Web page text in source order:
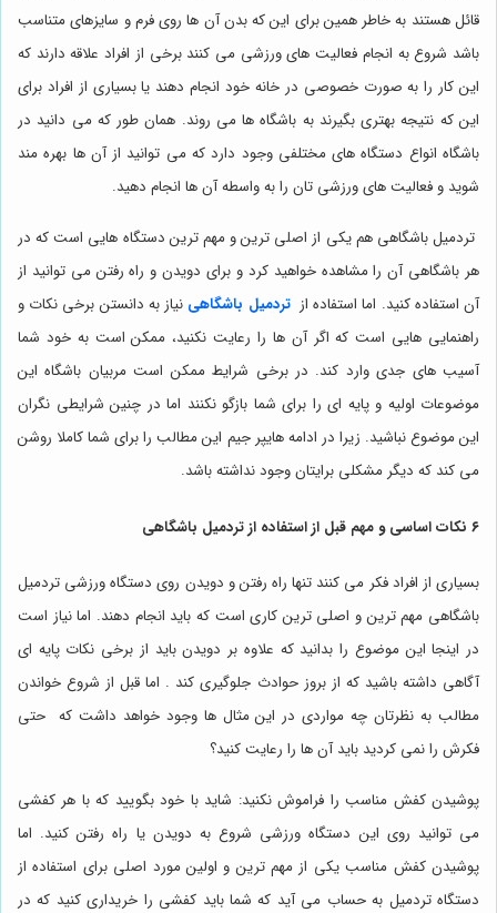
قائل هستند به خاطر همین برای این که بدن آن ها روی فرم و سایزهای متناسب
باشد شروع به انجام فعالیت های ورزشی می کنند برخی از افراد علاقه دارند که
این کار را به صورت خصوصی در خانه خود انجام دهند یا بسیاری از افراد برای
این که نتیجه بهتری بگیرند به باشگاه ها می روند. همان طور که می دانید در
باشگاه انواع دستگاه های مختلفی وجود دارد که می توانید از آن ها بهره مند
شوید و فعالیت های ورزشی تان را به واسطه آن ها انجام دهید.
تردمیل باشگاهی هم یکی از اصلی ترین و مهم ترین دستگاه هایی است که در
هر باشگاهی آن را مشاهده خواهید کرد و برای دویدن و راه رفتن می توانید از
آن استفاده کنید. اما استفاده از تردمیل باشگاهی نیاز به دانستن برخی نکات و
راهنمایی هایی است که اگر آن ها را رعایت نکنید، ممکن است به خود شما
آسیب های جدی وارد کند. در برخی شرایط ممکن است مربیان باشگاه این
موضوعات اولیه و پایه ای را برای شما بازگو نکنند اما در چنین شرایطی نگران
این موضوع نباشید. زیرا در ادامه هایپر جیم این مطالب را برای شما کاملا روشن
می کند که دیگر مشکلی برایتان وجود نداشته باشد.
۶ نکات اساسی و مهم قبل از استفاده از تردمیل باشگاهی
بسیاری از افراد فکر می کنند تنها راه رفتن و دویدن روی دستگاه ورزشی تردمیل
باشگاهی مهم ترین و اصلی ترین کاری است که باید انجام دهند. اما نیاز است
در اینجا این موضوع را بدانید که علاوه بر دویدن باید از برخی نکات پایه ای
آگاهی داشته باشید که از بروز حوادث جلوگیری کند . اما قبل از شروع خواندن
مطالب به نظرتان چه مواردی در این مثال ها وجود خواهد داشت که حتی
فکرش را نمی کردید باید آن ها را رعایت کنید؟
پوشیدن کفش مناسب را فراموش نکنید: شاید با خود بگویید که با هر کفشی
می توانید روی این دستگاه ورزشی شروع به دویدن یا راه رفتن کنید. اما
پوشیدن کفش مناسب یکی از مهم ترین و اولین مورد اصلی برای استفاده از
دستگاه تردمیل به حساب می آید که شما باید کفشی را خریداری کنید که در